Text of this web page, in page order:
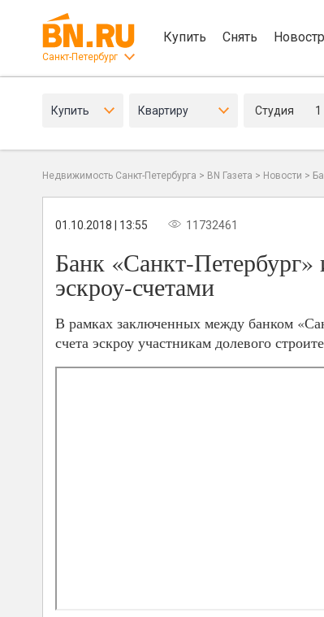
Санкт-Петербург
Купить Снять
Купить Квартиру Студия 1
Недвижимость Санкт-Петербурга > BN Газета > Новости >
01.10.2018 | 13:55 11732461
Банк «Санкт-
эскроу-счетами
В рамках заключенных между банком
счета эскроу участникам долевого